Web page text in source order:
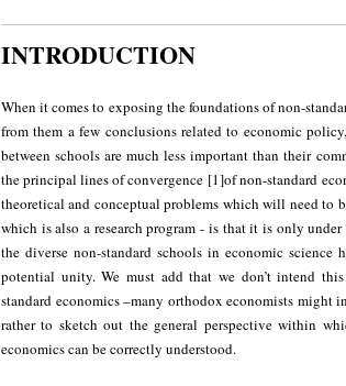
INTRODUCTION
When it comes to exposing the foundations of non-
from them a few conclusions related to economic
between schools are much less important than their
the principal lines of convergence [1]of non-standard
theoretical and conceptual problems which will need to
which is also a research program - is that it is only under
the diverse non-standard schools in economic
potential unity. We must add that we don’t intend
standard economics –many orthodox economists might
rather to sketch out the general perspective within
economics can be correctly understood.